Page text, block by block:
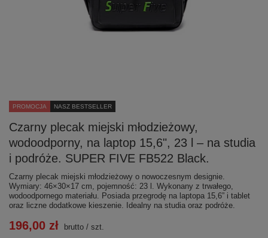
PROMOCJA NASZ BESTSELLER
Czarny plecak miejski młodzieżowy,
wodoodporny, na laptop 15,6", 23 l – na studia
i podróże. SUPER FIVE FB522 Black.
Czarny plecak miejski młodzieżowy o nowoczesnym designie.
Wymiary: 46×30×17 cm, pojemność: 23 l. Wykonany z trwałego,
wodoodpornego materiału. Posiada przegrodę na laptopa 15,6” i tablet
oraz liczne dodatkowe kieszenie. Idealny na studia oraz podróże.
196,00 zł brutto / szt.